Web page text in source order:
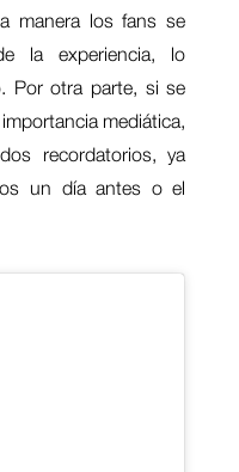
manera los fans se
la experiencia, lo
Por otra parte, si se
mediática,
recordatorios, ya
un día antes o el